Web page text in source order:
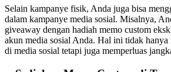
Selain kampanye fisik, Anda juga bisa
dalam kampanye media sosial. Misalnya,
giveaway dengan hadiah memo custom
akun media sosial Anda. Hal ini tidak
di media sosial tetapi juga memperluas